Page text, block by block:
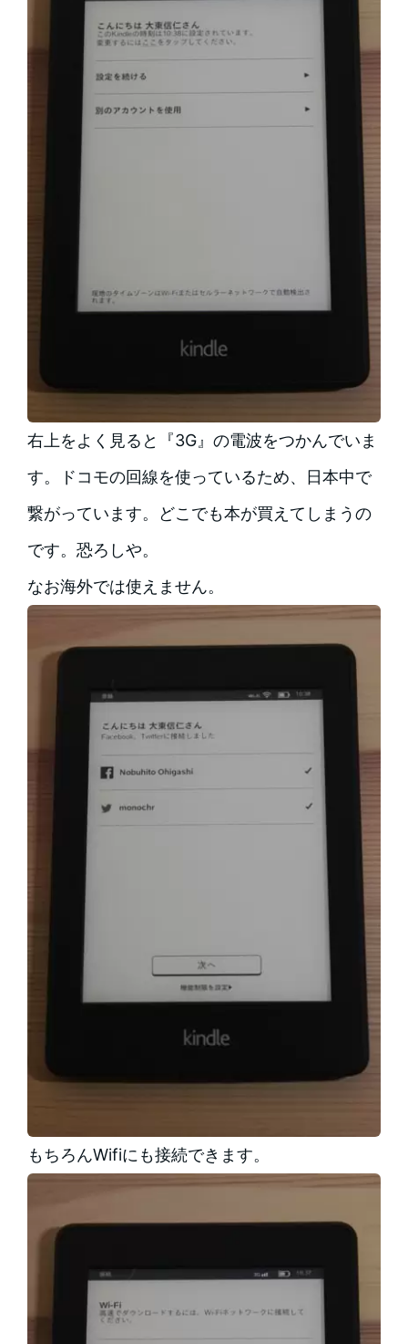
右上をよく見ると『3G』の電波をつかんでいま
す。ドコモの回線を使っているため、日本中で
繋がっています。どこでも本が買えてしまうの
です。恐ろしや。
なお海外では使えません。
もちろんWifiにも接続できます。